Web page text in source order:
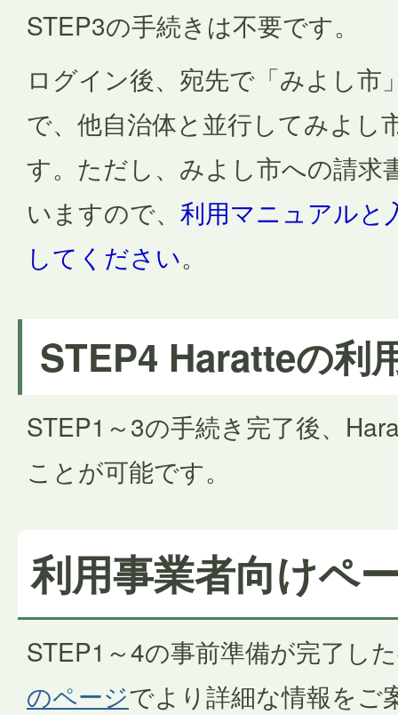
STEP3の手続きは不要です。
ログイン後、宛先で「みよし市
で、他自治体と並行してみよし
す。ただし、みよし市への請求
いますので、 利用マニュアルと
してください。
STEP4 Haratteの利
STEP1～3の手続き完了後、
ことが可能です。
利用事業者向けペ
STEP1～4の事前準備が完了し
のページでより詳細な情報をご